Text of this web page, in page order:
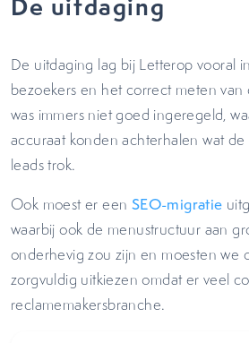
De uitdaging
De uitdaging lag bij Letterop vooral
bezoekers en het correct meten van
was immers niet goed ingeregeld,
accuraat konden achterhalen wat
leads trok.
Ook moest er een SEO-migratie
waarbij ook de menustructuur aan
onderhevig zou zijn en moesten we
zorgvuldig uitkiezen omdat er veel
reclamemakersbranche.